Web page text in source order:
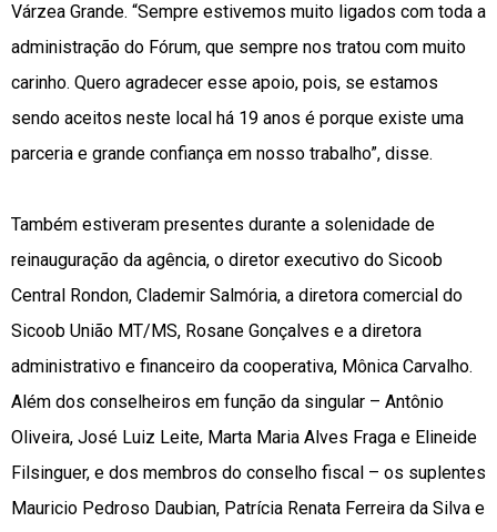
Várzea Grande. “Sempre estivemos muito ligados com toda a
administração do Fórum, que sempre nos tratou com muito
carinho. Quero agradecer esse apoio, pois, se estamos
sendo aceitos neste local há 19 anos é porque existe uma
parceria e grande confiança em nosso trabalho”, disse.
Também estiveram presentes durante a solenidade de
reinauguração da agência, o diretor executivo do Sicoob
Central Rondon, Clademir Salmória, a diretora comercial do
Sicoob União MT/MS, Rosane Gonçalves e a diretora
administrativo e financeiro da cooperativa, Mônica Carvalho.
Além dos conselheiros em função da singular – Antônio
Oliveira, José Luiz Leite, Marta Maria Alves Fraga e Elineide
Filsinguer, e dos membros do conselho fiscal – os suplentes
Mauricio Pedroso Daubian, Patrícia Renata Ferreira da Silva e